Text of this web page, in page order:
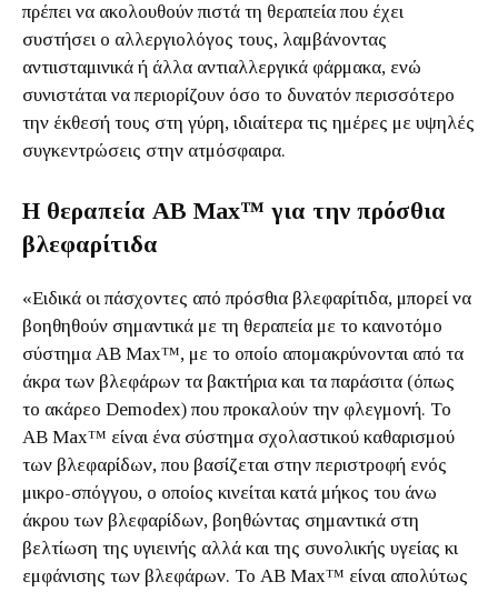
πρέπει να ακολουθούν πιστά τη θεραπεία που έχει
συστήσει ο αλλεργιολόγος τους, λαμβάνοντας
αντιισταμινικά ή άλλα αντιαλλεργικά φάρμακα, ενώ
συνιστάται να περιορίζουν όσο το δυνατόν περισσότερο
την έκθεσή τους στη γύρη, ιδιαίτερα τις ημέρες με υψηλές
συγκεντρώσεις στην ατμόσφαιρα.
Η θεραπεία AB Max™ για την πρόσθια
βλεφαρίτιδα
«Ειδικά οι πάσχοντες από πρόσθια βλεφαρίτιδα, μπορεί να
βοηθηθούν σημαντικά με τη θεραπεία με το καινοτόμο
σύστημα AB Max™, με το οποίο απομακρύνονται από τα
άκρα των βλεφάρων τα βακτήρια και τα παράσιτα (όπως
το ακάρεο Demodex) που προκαλούν την φλεγμονή. Το
AB Max™ είναι ένα σύστημα σχολαστικού καθαρισμού
των βλεφαρίδων, που βασίζεται στην περιστροφή ενός
μικρο-σπόγγου, ο οποίος κινείται κατά μήκος του άνω
άκρου των βλεφαρίδων, βοηθώντας σημαντικά στη
βελτίωση της υγιεινής αλλά και της συνολικής υγείας κι
εμφάνισης των βλεφάρων. Το AB Max™ είναι απολύτως